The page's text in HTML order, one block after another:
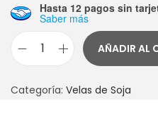
Hasta 12 pagos sin
Saber más
L
AÑADIR AL
Categoría: Velas de Soja